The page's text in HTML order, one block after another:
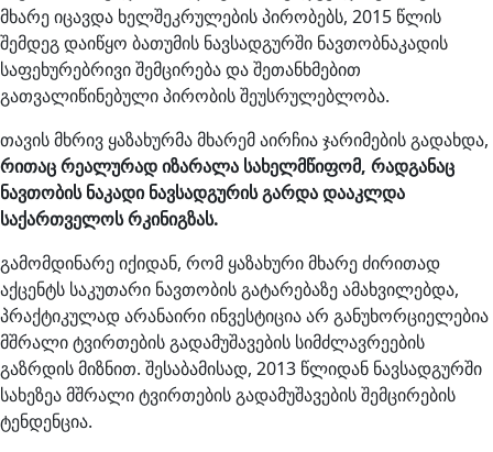
მხარე იცავდა ხელშეკრულების პირობებს, 2015 წლის
შემდეგ დაიწყო ბათუმის ნავსადგურში ნავთობნაკადის
საფეხურებრივი შემცირება და შეთანხმებით
გათვალიწინებული პირობის შეუსრულებლობა.
თავის მხრივ ყაზახურმა მხარემ აირჩია ჯარიმების გადახდა,
რითაც რეალურად იზარალა სახელმწიფომ, რადგანაც
ნავთობის ნაკადი ნავსადგურის გარდა დააკლდა
საქართველოს რკინიგზას.
გამომდინარე იქიდან, რომ ყაზახური მხარე ძირითად
აქცენტს საკუთარი ნავთობის გატარებაზე ამახვილებდა,
პრაქტიკულად არანაირი ინვესტიცია არ განუხორციელებია
მშრალი ტვირთების გადამუშავების სიმძლავრეების
გაზრდის მიზნით. შესაბამისად, 2013 წლიდან ნავსადგურში
სახეზეა მშრალი ტვირთების გადამუშავების შემცირების
ტენდენცია.